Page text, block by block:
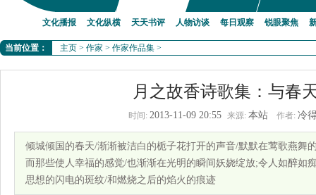
文化播报 文化纵横 天天书评 人物访谈 每日观察 锐眼聚焦
当前位置： 主页 > 作家 > 作家作品集 >
月之故香诗歌集：与春
时间: 2013-11-09 20:55 来源: 本站 作者: 冷
倾城倾国的春天/渐渐被洁白的栀子花打开的声音/默默在莺歌燕舞
而那些使人幸福的感觉/也渐渐在光明的瞬间妖娆绽放;令人如醉如
思想的闪电的斑纹/和燃烧之后的焰火的痕迹